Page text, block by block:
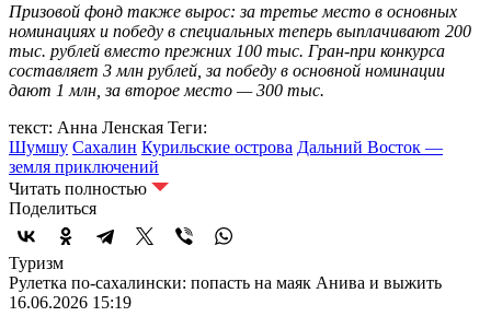
Призовой фонд также вырос: за третье место в основных
номинациях и победу в специальных теперь выплачивают 200
тыс. рублей вместо прежних 100 тыс. Гран-при конкурса
составляет 3 млн рублей, за победу в основной номинации
дают 1 млн, за второе место — 300 тыс.
текст: Анна Ленская Теги:
Шумшу Сахалин Курильские острова Дальний Восток —
земля приключений
Читать полностью
Поделиться
Туризм
Рулетка по-сахалински: попасть на маяк Анива и выжить
16.06.2026 15:19